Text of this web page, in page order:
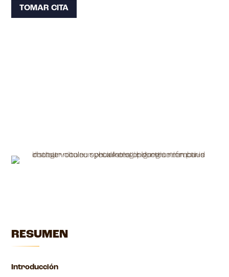
TOMAR CITA
RESUMEN
Introducción